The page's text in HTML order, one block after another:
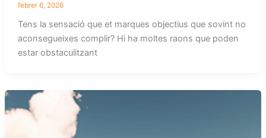
febrer 6, 2026
Tens la sensació que et marques objectius que sovint no
aconsegueixes complir? Hi ha moltes raons que poden
estar obstaculitzant